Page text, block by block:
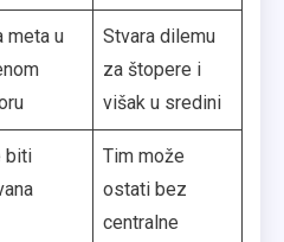
meta u
Stvara dilemu
za štopere i
višak u sredini
biti
Tim može
ostati bez
centralne